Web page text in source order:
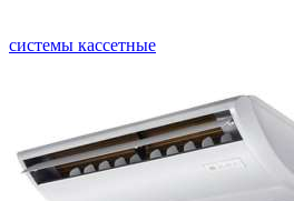
системы кассетные